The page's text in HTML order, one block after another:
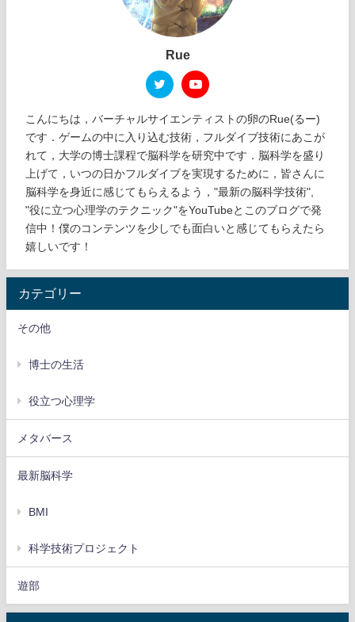
Rue
こんにちは，バーチャルサイエンティストの卵のRue(るー)
です．ゲームの中に入り込む技術，フルダイブ技術にあこが
れて，大学の博士課程で脳科学を研究中です．脳科学を盛り
上げて，いつの日かフルダイブを実現するために，皆さんに
脳科学を身近に感じてもらえるよう，"最新の脳科学技術",
"役に立つ心理学のテクニック"をYouTubeとこのブログで発
信中！僕のコンテンツを少しでも面白いと感じてもらえたら
嬉しいです！
カテゴリー
その他
博士の生活
役立つ心理学
メタバース
最新脳科学
BMI
科学技術プロジェクト
遊部